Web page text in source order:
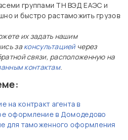
группами ТН ВЭД ЕАЭС и
и быстро растаможить грузов
их задать нашим
законсультациейчерез
связи, расположенную на
контактам.
контракт агента в
оформление в Домодедово
для таможенного оформления